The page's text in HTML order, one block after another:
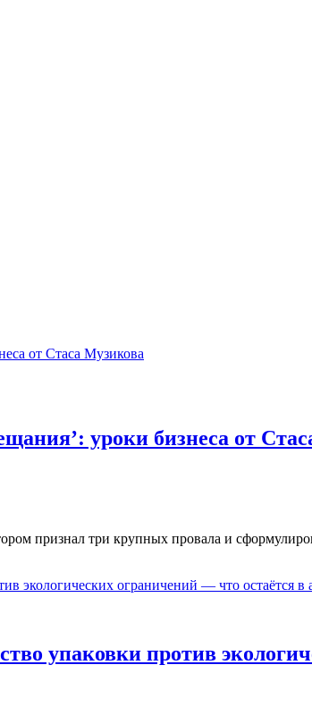
уроки бизнеса от
признал три крупных провала и
упаковки против